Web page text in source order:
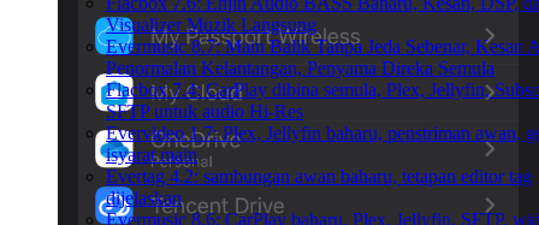
Visualizer Muzik Langsung
Evermusic 8.7: Main Balik Tanpa Jeda Sebenar, Kesan
Penormalan Kelantangan, Penyama Direka Semula
Flacbox 7.4: CarPlay dibina semula, Plex, Jellyfin,
SFTP untuk audio Hi-Res
Evervideo 1.7: Plex, Jellyfin baharu, penstriman awan,
isyarat main
Evertag 4.2: sambungan awan baharu, tetapan editor tag
dijelaskan
Evermusic 8.6: CarPlay baharu, Plex, Jellyfin, SFTP,